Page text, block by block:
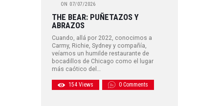
ON 07/07/2026
THE BEAR: PUÑETAZOS Y
ABRAZOS
Cuando, allá por 2022, conocimos a
Carmy, Richie, Sydney y compañía,
veíamos un humilde restaurante de
bocadillos de Chicago como el lugar
más caótico del…
154 Views 0 Comments